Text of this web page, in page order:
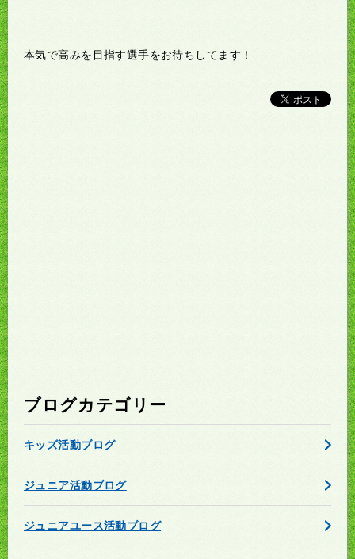
本気で高みを目指す選手をお待ちしてます！
ブログカテゴリー
キッズ活動ブログ
ジュニア活動ブログ
ジュニアユース活動ブログ